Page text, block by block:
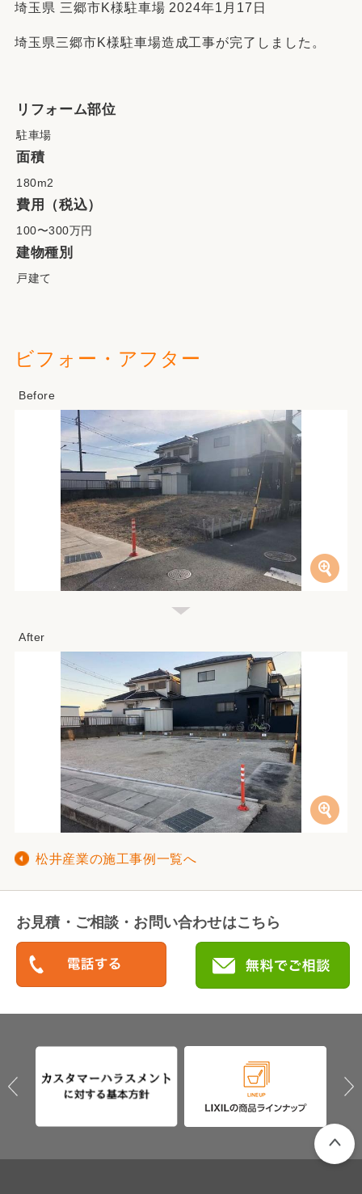
埼玉県 三郷市K様駐車場 2024年1月17日
埼玉県三郷市K様駐車場造成工事が完了しました。
リフォーム部位
駐車場
面積
180m2
費用（税込）
100〜300万円
建物種別
戸建て
ビフォー・アフター
松井産業の施工事例一覧へ
お見積・ご相談・お問い合わせはこちら